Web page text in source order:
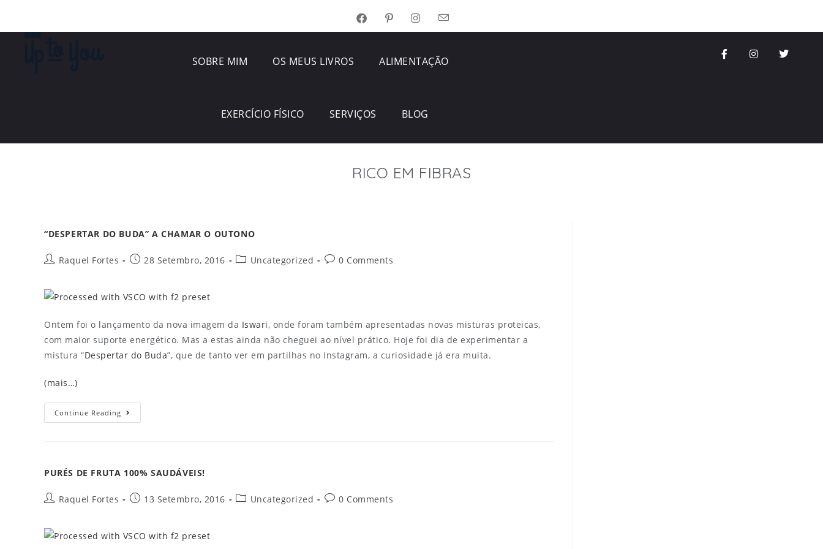
SOBRE MIM OS MEUS LIVROS ALIMENTAÇÃO
EXERCÍCIO FÍSICO SERVIÇOS BLOG
RICO EM FIBRAS
“DESPERTAR DO BUDA” A CHAMAR O OUTONO
Raquel Fortes 28 Setembro, 2016 Uncategorized 0 Comments
Ontem foi o lançamento da nova imagem da Iswari, onde foram também apresentadas novas misturas proteicas,
com maior suporte energético. Mas a estas ainda não cheguei ao nível prático. Hoje foi dia de experimentar a
mistura “Despertar do Buda”, que de tanto ver em partilhas no Instagram, a curiosidade já era muita.
(mais…)
Continue Reading
PURÉS DE FRUTA 100% SAUDÁVEIS!
Raquel Fortes 13 Setembro, 2016 Uncategorized 0 Comments